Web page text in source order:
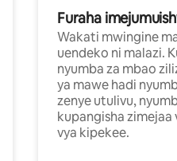
Furaha
Wakati mwingine
uendeko ni malazi.
nyumba za mbao
ya mawe hadi
zenye utulivu,
kupangisha zimejaa
vya kipekee.